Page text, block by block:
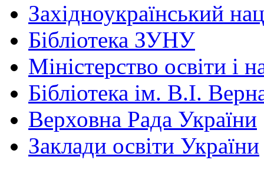
Західноукраїнський
Бібліотека ЗУНУ
Міністерство освіти і
Бібліотека ім. В.І.
Верховна Рада України
Заклади освіти України